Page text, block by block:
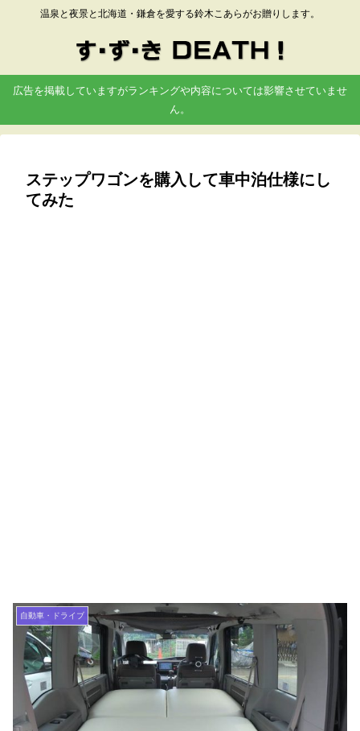
温泉と夜景と北海道・鎌倉を愛する鈴木こあらがお贈りします。
広告を掲載していますがランキングや内容については影響させていませ
ん。
ステップワゴンを購入して車中泊仕様にし
てみた
自動車・ドライブ